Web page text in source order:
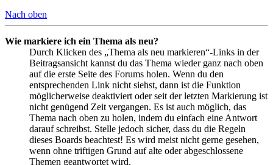
Nach oben
Wie markiere ich ein Thema als neu?
Durch Klicken des „Thema als neu markieren“-Links in der
Beitragsansicht kannst du das Thema wieder ganz nach oben
auf die erste Seite des Forums holen. Wenn du den
entsprechenden Link nicht siehst, dann ist die Funktion
möglicherweise deaktiviert oder seit der letzten Markierung ist
nicht genügend Zeit vergangen. Es ist auch möglich, das
Thema nach oben zu holen, indem du einfach eine Antwort
darauf schreibst. Stelle jedoch sicher, dass du die Regeln
dieses Boards beachtest! Es wird meist nicht gerne gesehen,
wenn ohne triftigen Grund auf alte oder abgeschlossene
Themen geantwortet wird.